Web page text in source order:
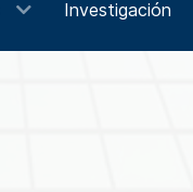
Investigación